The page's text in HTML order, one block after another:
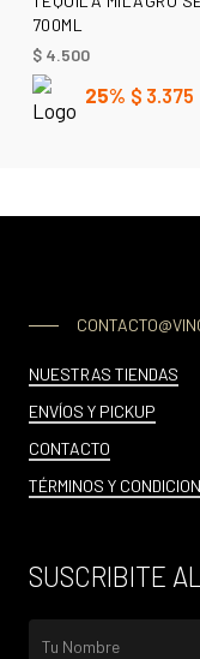
700ML
$4.500
25% $ 3.375
NUESTRAS TIENDAS
ENVÍOS Y PICKUP
CONTACTO
TÉRMINOS Y
SUSCRIBITE